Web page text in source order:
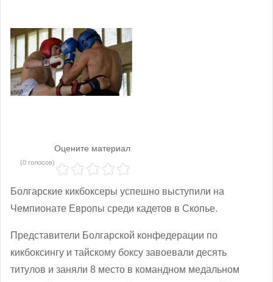
Оцените материал
(0 голосов)
Болгарские кикбоксеры успешно выступили на
Чемпионате Европы среди кадетов в Скопье.
Представители Болгарской конфедерации по
кикбоксингу и тайскому боксу завоевали десять
титулов и заняли 8 место в командном медальном